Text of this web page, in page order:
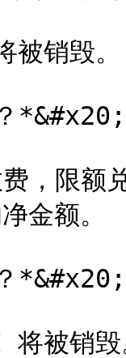
销毁。
*&#x20;
，限额
金额。
*&#x20;
将被销毁